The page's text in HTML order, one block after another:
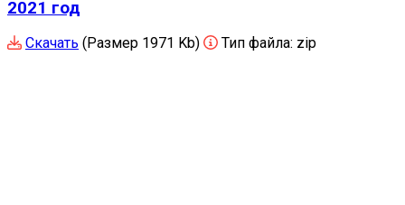
2021 год
Скачать (Размер 1971 Kb) Тип файла: zip